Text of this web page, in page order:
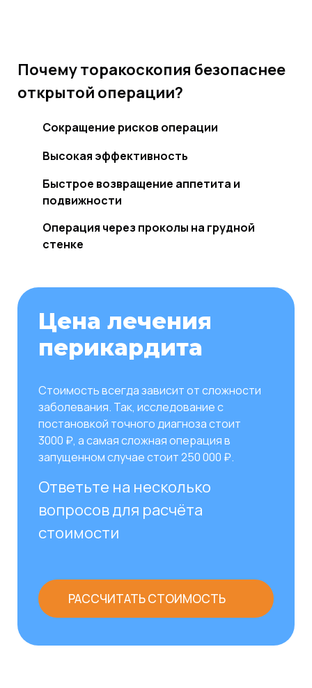
Почему торакоскопия безопаснее
открытой операции?
Сокращение рисков операции
Высокая эффективность
Быстрое возвращение аппетита и
подвижности
Операция через проколы на грудной
стенке
Цена лечения
перикардита
Стоимость всегда зависит от сложности
заболевания. Так, исследование с
постановкой точного диагноза стоит
3000 ₽, а самая сложная операция в
запущенном случае стоит 250 000 ₽.
Ответьте на несколько
вопросов для расчёта
стоимости
РАССЧИТАТЬ СТОИМОСТЬ